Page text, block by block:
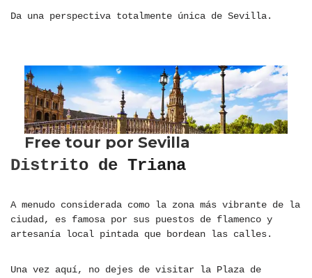
Da una perspectiva totalmente única de Sevilla.
Distrito de Triana
A menudo considerada como la zona más vibrante de la
ciudad, es famosa por sus puestos de flamenco y
artesanía local pintada que bordean las calles.
Una vez aquí, no dejes de visitar la Plaza de